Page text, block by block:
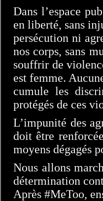
Dans l’espace
en liberté, sans
persécution ni
nos corps, sans
souffrir de
est femme.
cumule les
protégés de ces
L’impunité des
doit être
moyens dégagés
Nous allons
détermination
Après #MeToo,